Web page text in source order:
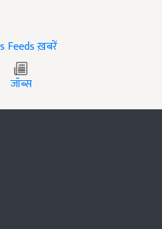
ख़बरें
जॉब्स